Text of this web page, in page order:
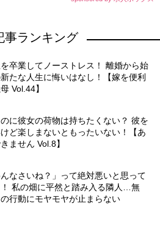
事ランキング
卒業してノーストレス！ 離婚から始
たな人生に悔いはなし！【嫁を便利
Vol.44】
に彼女の荷物は持ちたくない？ 彼を
ど楽しまないともったいない！【あ
ません Vol.8】
んなさいね？」って絶対悪いと思って
私の畑に平然と踏み入る隣人…無
行動にモヤモヤが止まらない